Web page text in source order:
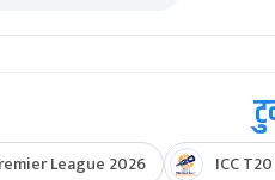
League 2026 ICC